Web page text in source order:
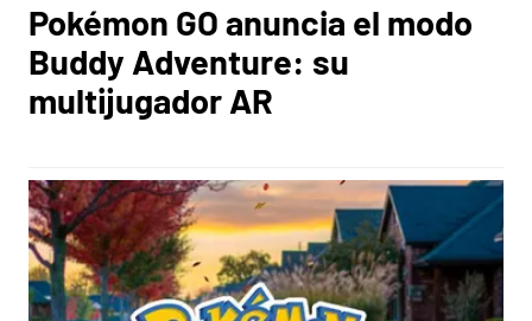
Pokémon GO anuncia el modo
Buddy Adventure: su
multijugador AR